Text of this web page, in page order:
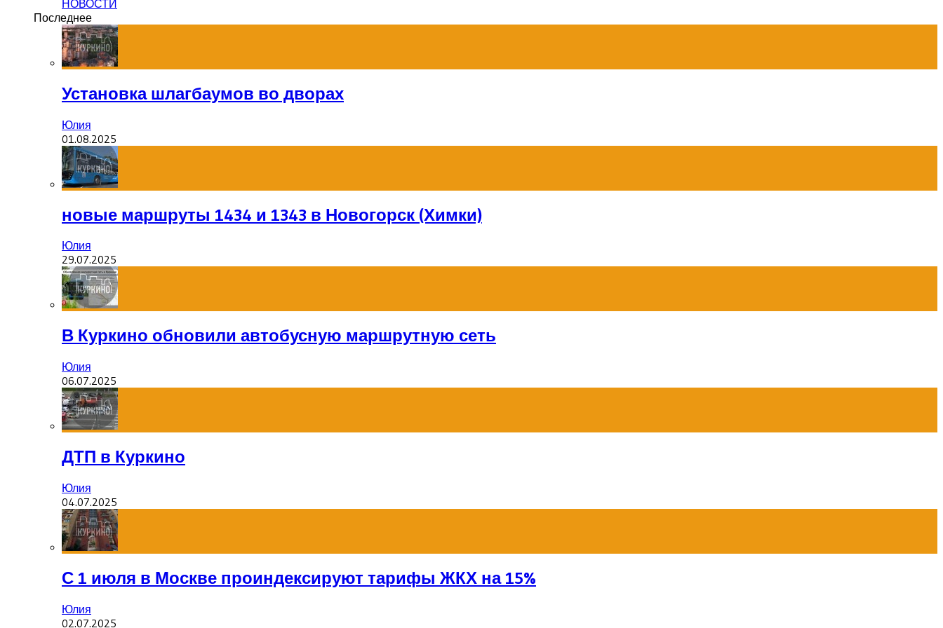
НОВОСТИ
Последнее
Установка шлагбаумов во дворах
Юлия
01.08.2025
новые маршруты 1434 и 1343 в Новогорск (Химки)
Юлия
29.07.2025
В Куркино обновили автобусную маршрутную сеть
Юлия
06.07.2025
ДТП в Куркино
Юлия
04.07.2025
С 1 июля в Москве проиндексируют тарифы ЖКХ на 15%
Юлия
02.07.2025